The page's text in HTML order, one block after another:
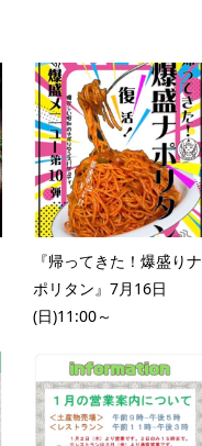
『帰ってきた！爆盛りナ
ポリタン』7月16日
(日)11:00～